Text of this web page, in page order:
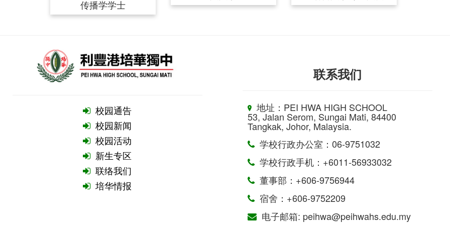
传播学学士
校园通告
校园新闻
校园活动
新生专区
联络我们
培华情报
联系我们
地址：PEI HWA HIGH SCHOOL
53, Jalan Serom, Sungai Mati, 84400
Tangkak, Johor, Malaysia.
学校行政办公室：06-9751032
学校行政手机：+6011-56933032
董事部：+606-9756944
宿舍：+606-9752209
电子邮箱: peihwa@peihwahs.edu.my